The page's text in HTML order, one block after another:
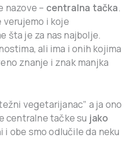
nazove – centralna tačka.
verujemo i koje
šta je za nas najbolje.
ali ima i onih kojima
znanje i znak manjka
vegetarijanac” a ja ono
centralne tačke su jako
i obe smo odlučile da neku